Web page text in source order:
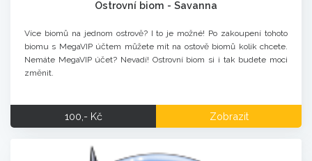
Ostrovní biom - Savanna
Více biomů na jednom ostrově? I to je možné! Po zakoupení tohoto
biomu s MegaVIP účtem můžete mít na ostově biomů kolik chcete.
Nemáte MegaVIP účet? Nevadí! Ostrovní biom si i tak budete moci
změnit.
100,- Kč Zobrazit